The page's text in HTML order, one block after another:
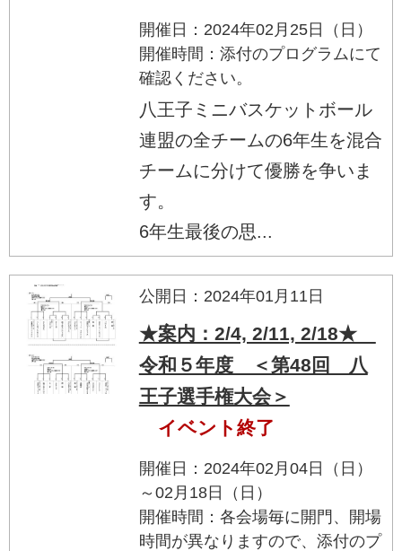
開催日：2024年02月25日（日）
開催時間：添付のプログラムにて
確認ください。
八王子ミニバスケットボール
連盟の全チームの6年生を混合
チームに分けて優勝を争いま
す。
6年生最後の思...
公開日：2024年01月11日
★案内：2/4, 2/11, 2/18★
令和５年度 ＜第48回 八
王子選手権大会＞
イベント終了
開催日：2024年02月04日（日）
～02月18日（日）
開催時間：各会場毎に開門、開場
時間が異なりますので、添付のプ